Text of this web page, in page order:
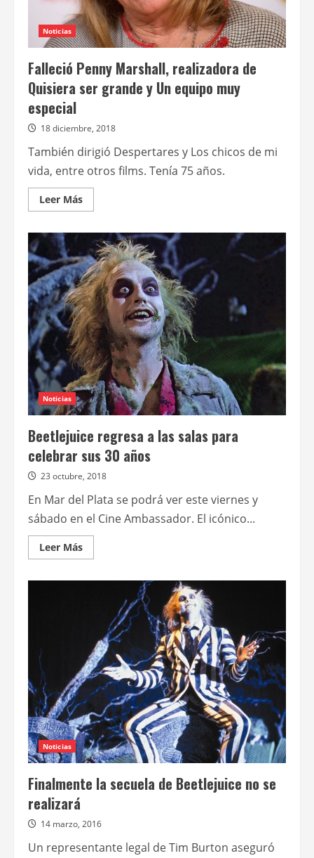
Noticias
Falleció Penny Marshall, realizadora de
Quisiera ser grande y Un equipo muy
especial
18 diciembre, 2018
También dirigió Despertares y Los chicos de mi
vida, entre otros films. Tenía 75 años.
Leer MásLeer
más
Falleció
Penny
Marshall,
realizadora
de
Quisiera
ser
grande
y
Un
equipo
muy
especial
Noticias
Beetlejuice regresa a las salas para
celebrar sus 30 años
23 octubre, 2018
En Mar del Plata se podrá ver este viernes y
sábado en el Cine Ambassador. El icónico...
Leer MásLeer
más
para
celebrar
sus
30
años
Noticias
Finalmente la secuela de Beetlejuice no se
realizará
14 marzo, 2016
Un representante legal de Tim Burton aseguró